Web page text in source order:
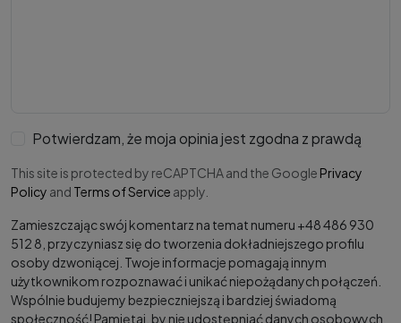
Potwierdzam, że moja opinia jest zgodna z prawdą
This site is protected by reCAPTCHA and the Google Privacy
Policy and Terms of Service apply.
Zamieszczając swój komentarz na temat numeru +48 486 930
512 8, przyczyniasz się do tworzenia dokładniejszego profilu
osoby dzwoniącej. Twoje informacje pomagają innym
użytkownikom rozpoznawać i unikać niepożądanych połączeń.
Wspólnie budujemy bezpieczniejszą i bardziej świadomą
społeczność! Pamiętaj, by nie udostępniać danych osobowych